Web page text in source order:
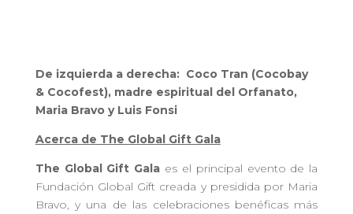
De izquierda a derecha: Coco Tran (Cocobay
& Cocofest), madre espiritual del Orfanato,
Maria Bravo y Luis Fonsi
Acerca de The Global Gift Gala
The Global Gift Gala es el principal evento de la
Fundación Global Gift creada y presidida por Maria
Bravo, y una de las celebraciones benéficas más